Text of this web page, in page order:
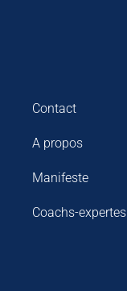
Contact
A propos
Manifeste
Coachs-expertes